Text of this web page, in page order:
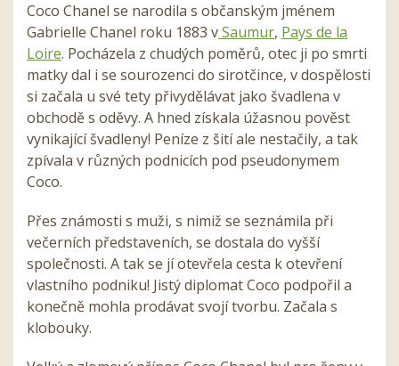
Coco Chanel se narodila s občanským jménem
Gabrielle Chanel roku 1883 vSaumur, Pays de la
Loire. Pocházela z chudých poměrů, otec ji po smrti
matky dal i se sourozenci do sirotčince, v dospělosti
si začala u své tety přivydělávat jako švadlena v
obchodě s oděvy. A hned získala úžasnou pověst
vynikající švadleny! Peníze z šití ale nestačily, a tak
zpívala v různých podnicích pod pseudonymem
Coco.
Přes známosti s muži, s nimiž se seznámila při
večerních představeních, se dostala do vyšší
společnosti. A tak se jí otevřela cesta k otevření
vlastního podniku! Jistý diplomat Coco podpořil a
konečně mohla prodávat svojí tvorbu. Začala s
klobouky.